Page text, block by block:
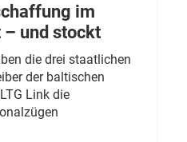
im
und stockt
die drei staatlichen
der baltischen
Link die